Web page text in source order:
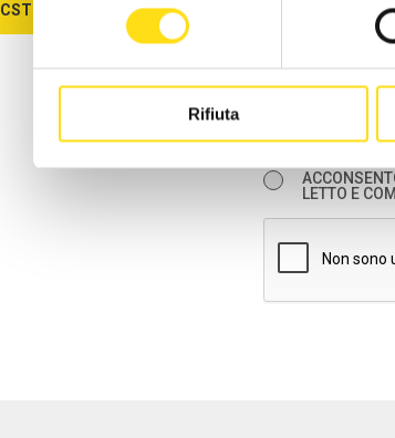
Rifiuta
CST CAMPEGGI - FAITA
Informativa ai
Gentile Signora/
(EBURT) in
Tiarini n. 22, tel.
trattamento dei
opinioni politiche,
all'orientamento
I dati personali
Finalità e basi di
LETTO E